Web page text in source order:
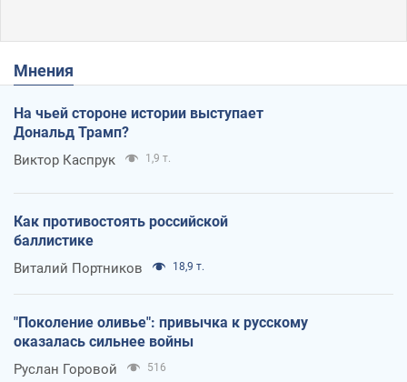
Мнения
На чьей стороне истории выступает
Дональд Трамп?
Виктор Каспрук 1,9 т.
Как противостоять российской
баллистике
Виталий Портников 18,9 т.
"Поколение оливье": привычка к русскому
оказалась сильнее войны
Руслан Горовой 516